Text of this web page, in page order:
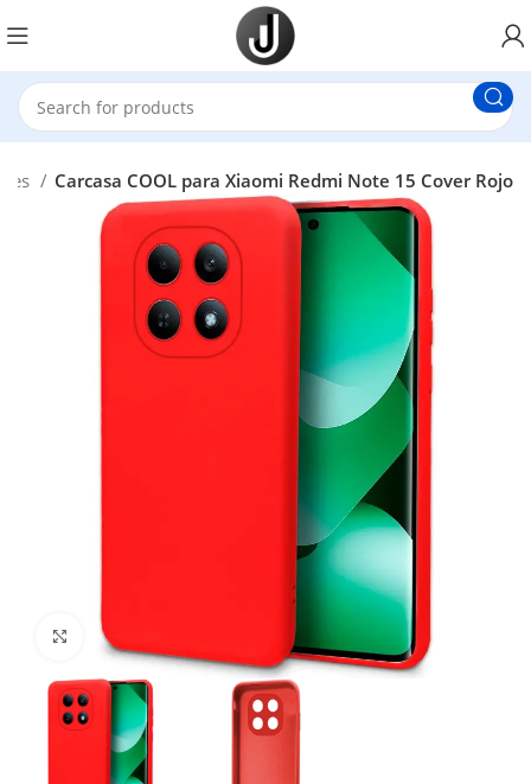
Carcasa COOL para Xiaomi Redmi Note 15 Cover Rojo
Click to enlarge